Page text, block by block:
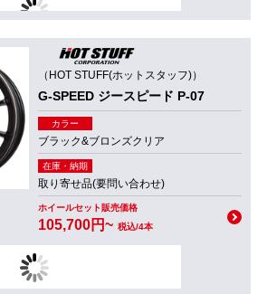
（HOT STUFF(ホットスタッフ)）
G-SPEED ジースピード P-07
カラー
ブラック&ブロンズクリア
在庫・納期
取り寄せ品(要問い合わせ)
ホイールセット販売価格
105,700円~ 税込/4本